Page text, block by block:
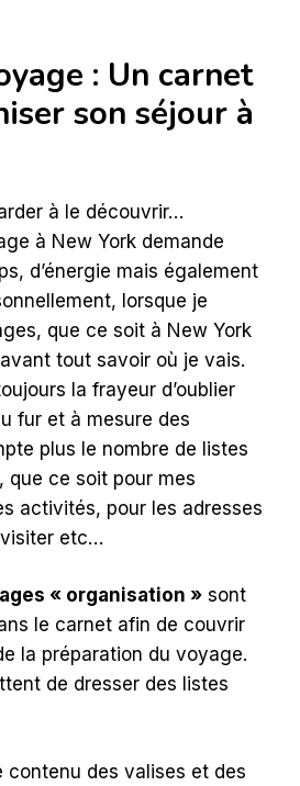
: Un carnet
son séjour à
à le découvrir…
à New York demande
d’énergie mais également
lorsque je
que ce soit à New York
tout savoir où je vais.
la frayeur d’oublier
fur et à mesure des
plus le nombre de listes
que ce soit pour mes
activités, pour les adresses
etc…
« organisation » sont
le carnet afin de couvrir
la préparation du voyage.
de dresser des listes
contenu des valises et des